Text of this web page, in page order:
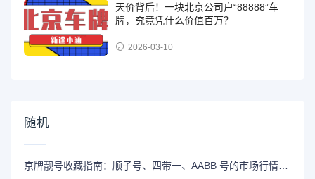
天价背后！一块北京公司户“88888”车
牌，究竟凭什么价值百万？
2026-03-10
随机
京牌靓号收藏指南：顺子号、四带一、AABB 号的市场行情与寓意